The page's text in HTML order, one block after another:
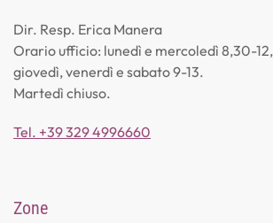
Dir. Resp. Erica Manera
Orario ufficio: lunedì e mercoledì 8,30-12,
giovedì, venerdì e sabato 9-13.
Martedì chiuso.
Tel. +39 329 4996660
Zone